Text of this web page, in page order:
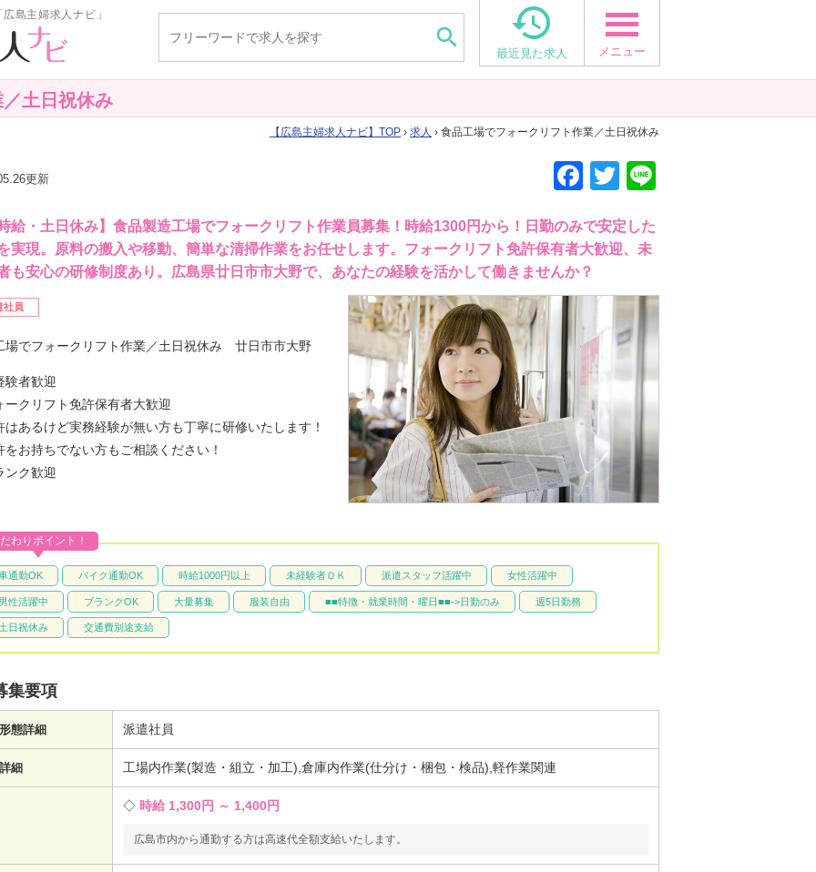
島主婦求人ナビ」
 
最近見た求人 メニュー
土日祝休み
広島主婦求人ナビ TOP › 求人 › 食品工場でフォークリフト作業／土日祝休み
更新
時給・土日休み】食品製造工場でフォークリフト作業員募集！時給1300円から！日勤のみで安定した
実現。原料の搬入や移動、簡単な清掃作業をお任せします。フォークリフト免許保有者大歓迎、未
も安心の研修制度あり。広島県廿日市市大野で、あなたの経験を活かして働きませんか？
社員
F
c
e
b
o
o
k
T
tt
er
場でフォークリフト作業／土日祝休み 廿日市市大野
験者歓迎
ークリフト免許保有者大歓迎
はあるけど実務経験が無い方も丁寧に研修いたします！
お持ちでない方もご相談ください！
ンク歓迎
通勤OK バイク通勤OK 時給1000円以上 未経験者ＯＫ 派遣スタッフ活躍中 女性活躍中
男性活躍中 ブランクOK 大量募集 服装自由 ■■特徴・就業時間・曜日■■->日勤のみ 週5日勤務
土日祝休み 交通費別途支給
わりポイント！
集要項
態詳細 派遣社員
細 工場内作業(製造・組立・加工),倉庫内作業(仕分け・梱包・検品),軽作業関連
時給 1,300円 ～ 1,400円
広島市内から通勤する方は高速代全額支給いたします。